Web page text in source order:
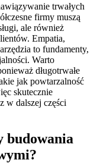
trwałych
firmy muszą
ale również
Empatia,
to fundamenty,
Warto
długotrwałe
jak powtarzalność
skutecznie
w dalszej części
budowania